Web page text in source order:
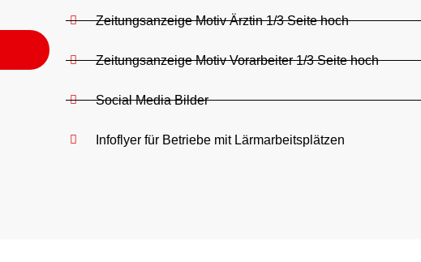
Zeitungsanzeige Motiv Ärztin 1/3 Seite hoch
Zeitungsanzeige Motiv Vorarbeiter 1/3 Seite hoch
Social Media Bilder
Infoflyer für Betriebe mit Lärmarbeitsplätzen